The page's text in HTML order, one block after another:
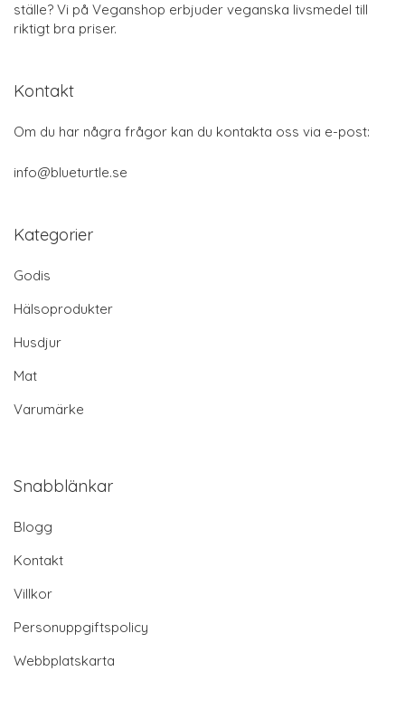
ställe? Vi på Veganshop erbjuder veganska livsmedel till
riktigt bra priser.
Kontakt
Om du har några frågor kan du kontakta oss via e-post:
info@blueturtle.se
Kategorier
Godis
Hälsoprodukter
Husdjur
Mat
Varumärke
Snabblänkar
Blogg
Kontakt
Villkor
Personuppgiftspolicy
Webbplatskarta